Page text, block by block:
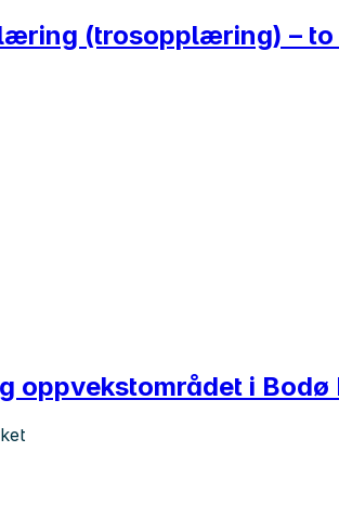
(trosopplæring) – to
oppvekstområdet i Bodø